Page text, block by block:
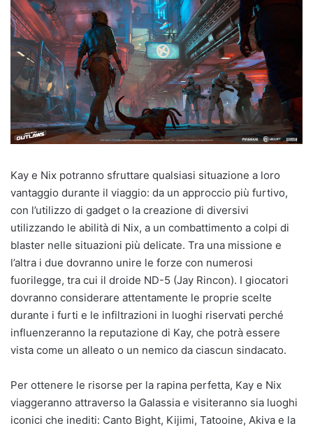
Kay e Nix potranno sfruttare qualsiasi situazione a loro
vantaggio durante il viaggio: da un approccio più furtivo,
con l’utilizzo di gadget o la creazione di diversivi
utilizzando le abilità di Nix, a un combattimento a colpi di
blaster nelle situazioni più delicate. Tra una missione e
l’altra i due dovranno unire le forze con numerosi
fuorilegge, tra cui il droide ND-5 (Jay Rincon). I giocatori
dovranno considerare attentamente le proprie scelte
durante i furti e le infiltrazioni in luoghi riservati perché
influenzeranno la reputazione di Kay, che potrà essere
vista come un alleato o un nemico da ciascun sindacato.
Per ottenere le risorse per la rapina perfetta, Kay e Nix
viaggeranno attraverso la Galassia e visiteranno sia luoghi
iconici che inediti: Canto Bight, Kijimi, Tatooine, Akiva e la